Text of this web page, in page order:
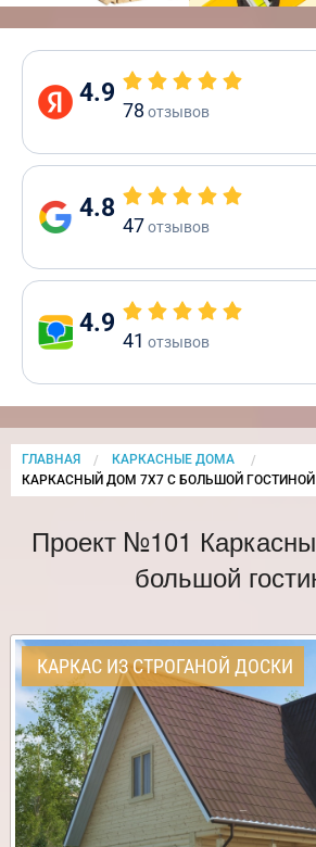
4.9
78 отзывов
4.8
47отзывов
4.9
41 отзывов
ГЛАВНАЯ
КАРКАСНЫЕ ДОМА
CURRENT:
КАРКАСНЫЙ ДОМ 7Х7 С БОЛЬШОЙ ГОСТИНОЙ
Проект №101
большой
КАРКАС ИЗ СТРОГАНОЙ ДОСКИ